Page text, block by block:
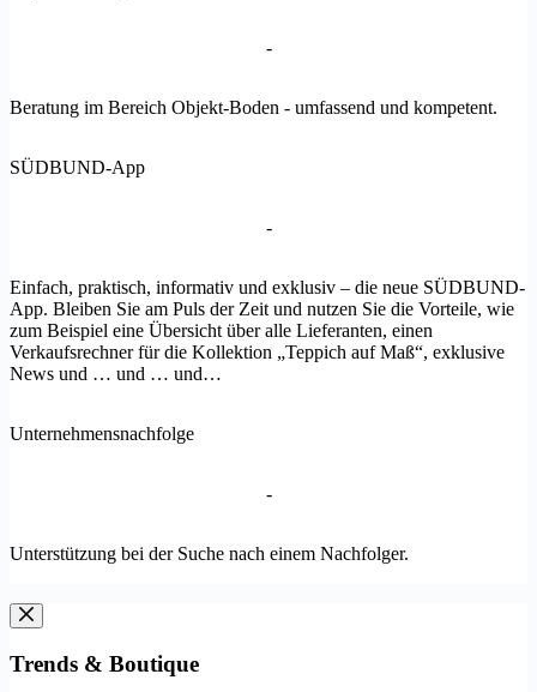
-
Beratung im Bereich Objekt-Boden - umfassend und kompetent.
SÜDBUND-App
-
Einfach, praktisch, informativ und exklusiv – die neue SÜDBUND-
App. Bleiben Sie am Puls der Zeit und nutzen Sie die Vorteile, wie
zum Beispiel eine Übersicht über alle Lieferanten, einen
Verkaufsrechner für die Kollektion „Teppich auf Maß“, exklusive
News und … und … und…
Unternehmensnachfolge
-
Unterstützung bei der Suche nach einem Nachfolger.
Trends & Boutique